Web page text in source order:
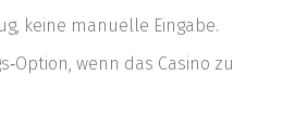
keine manuelle Eingabe.
wenn das Casino zu